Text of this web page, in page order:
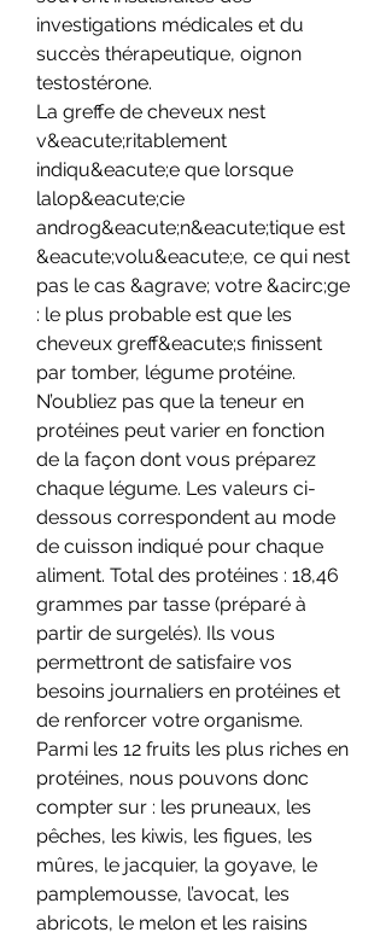
investigations médicales et du
succès thérapeutique, oignon
testostérone.
La greffe de cheveux nest
v&eacute;ritablement
indiqu&eacute;e que lorsque
lalop&eacute;cie
androg&eacute;n&eacute;tique est
&eacute;volu&eacute;e, ce qui nest
pas le cas &agrave; votre &acirc;ge
: le plus probable est que les
cheveux greff&eacute;s finissent
par tomber, légume protéine.
N’oubliez pas que la teneur en
protéines peut varier en fonction
de la façon dont vous préparez
chaque légume. Les valeurs ci-
dessous correspondent au mode
de cuisson indiqué pour chaque
aliment. Total des protéines : 18,46
grammes par tasse (préparé à
partir de surgelés). Ils vous
permettront de satisfaire vos
besoins journaliers en protéines et
de renforcer votre organisme.
Parmi les 12 fruits les plus riches en
protéines, nous pouvons donc
compter sur : les pruneaux, les
pêches, les kiwis, les figues, les
mûres, le jacquier, la goyave, le
pamplemousse, l’avocat, les
abricots, le melon et les raisins